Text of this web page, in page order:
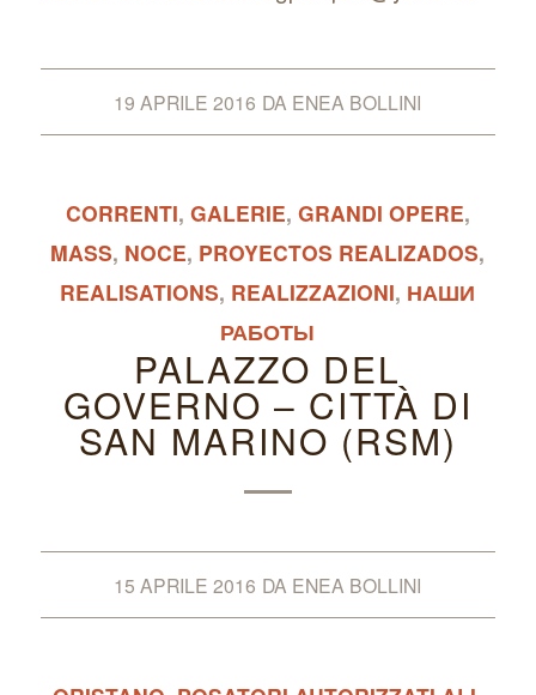
19 APRILE 2016 DA ENEA BOLLINI
CORRENTI, GALERIE, GRANDI OPERE,
MASS, NOCE, PROYECTOS REALIZADOS,
REALISATIONS, REALIZZAZIONI, НАШИ
РАБОТЫ
PALAZZO DEL
GOVERNO – CITTÀ DI
SAN MARINO (RSM)
15 APRILE 2016 DA ENEA BOLLINI